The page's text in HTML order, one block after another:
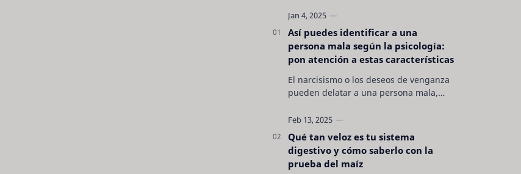
Así puedes identificar a una
persona mala según la psicología:
pon atención a estas características
El narcisismo o los deseos de venganza
pueden delatar a una persona mala,
evidentes. Conocerlas puede pro…
Qué tan veloz es tu sistema
digestivo y cómo saberlo con la
prueba del maíz